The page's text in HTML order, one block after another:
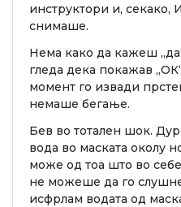
инструктори и, секако,
снимаше.
Нема како да кажеш
гледа дека покажав
момент го извади
немаше бегање.
Бев во тотален шок.
вода во маската околу
може од тоа што во
не можеше да го слушне
исфрлам водата од